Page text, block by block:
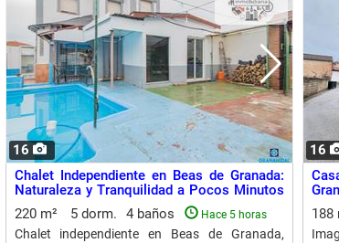
16
Chalet Independiente en Beas de Granada:
Naturaleza y Tranquilidad a Pocos Minutos
de la Ciudad
220 m² 5 dorm. 4 baños Hace 5 horas
Chalet independiente en Beas de Granada,
16
188